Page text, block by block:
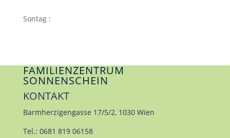
Sontag :
FAMILIENZENTRUM
SONNENSCHEIN
KONTAKT
Barmherzigengasse 17/5/2, 1030 Wien
Tel.: 0681 819 06158